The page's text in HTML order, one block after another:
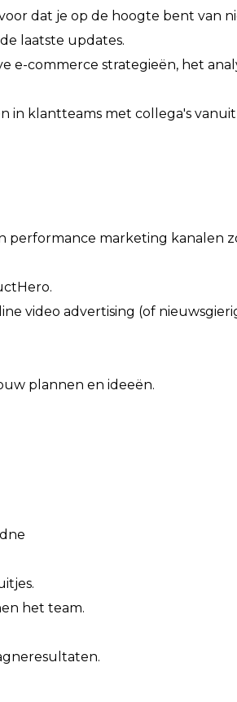
dat je op de hoogte bent van
laatste updates.
e-commerce strategieën, het
in klantteams met collega's vanuit
performance marketing kanalen
video advertising (of
plannen en ideeën.
het team.